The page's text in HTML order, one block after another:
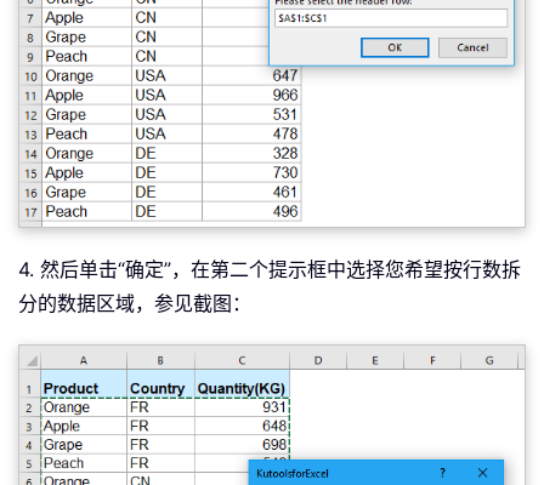
        resizeCount
= (xIER - xRow.
End If
    xRow
.Resize(resizeCount).Copy
Set xWs = Application
If xIER (xRow
        xWs
.Name =
ElseIf
xIER =
        xWs
.Name = xRow.Row
Else
        xWs
Name = xRow . Row " - "
End If
    Application
.ActiveSheet.Range(
Set xNTRg = Application.
    xTRg
    xNTRg
.Insert
Set xRow = xRow. SplitRow
4. 然后单击“确定”，在第二个提示框中选择您希望按行数拆
分的数据区域，参见截图：